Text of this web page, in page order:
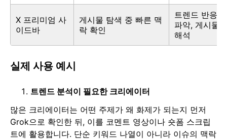
X 프리미엄 사
이드바
게시물 탐색 중 빠른 맥
락 확인
트렌드 반응
파악, 게시물
해석
실제 사용 예시
트렌드 분석이 필요한 크리에이터
많은 크리에이터는 어떤 주제가 왜 화제가 되는지 먼저
Grok으로 확인한 뒤, 이를 코멘트 영상이나 숏폼 스크립
트에 활용합니다. 단순 키워드 나열이 아니라 이슈의 맥락